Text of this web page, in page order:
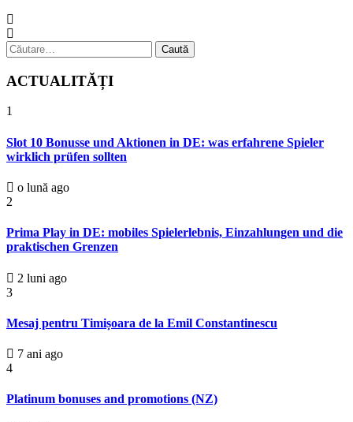
Caută
după:
ACTUALITĂȚI
1
Slot 10 Bonusse und Aktionen in DE: was erfahrene Spieler
wirklich prüfen sollten
o lună ago
2
Prima Play in DE: mobiles Spielerlebnis, Einzahlungen und die
praktischen Grenzen
2 luni ago
3
Mesaj pentru Timișoara de la Emil Constantinescu
7 ani ago
4
Platinum bonuses and promotions (NZ)